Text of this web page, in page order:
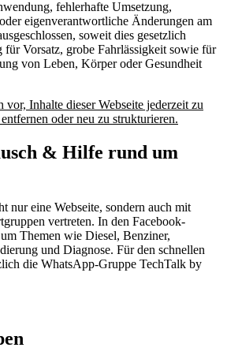
fehlerhafte Umsetzung,
eigenverantwortliche Änderungen am
soweit dies gesetzlich
Vorsatz, grobe Fahrlässigkeit sowie für
von Leben, Körper oder Gesundheit
vor, Inhalte dieser Webseite jederzeit zu
oder neu zu strukturieren.
& Hilfe rund um
nur eine Webseite, sondern auch mit
vertreten. In den Facebook-
Themen wie Diesel, Benziner,
und Diagnose. Für den schnellen
die WhatsApp-Gruppe TechTalk by